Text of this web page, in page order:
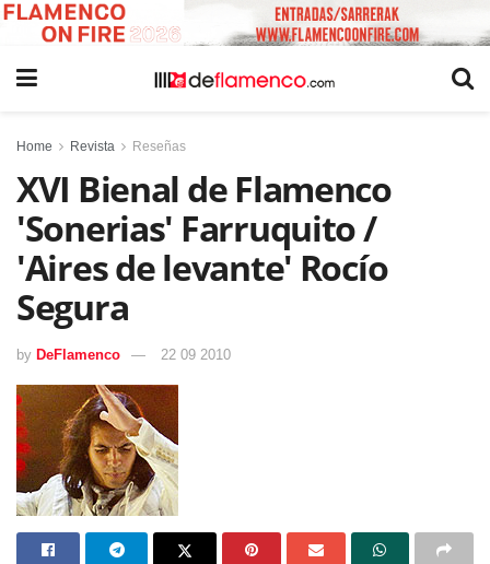
Home Revista Reseñas
XVI Bienal de Flamenco
'Sonerias' Farruquito /
'Aires de levante' Rocío
Segura
by DeFlamenco 22 09 2010